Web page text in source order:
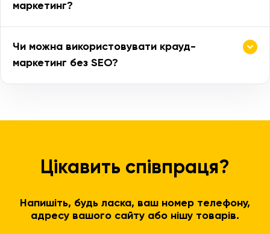
маркетинг?
Чи можна використовувати крауд-
маркетинг без SEO?
Цікавить співпраця?
Напишіть, будь ласка, ваш номер телефону,
адресу вашого сайту або нішу товарів.